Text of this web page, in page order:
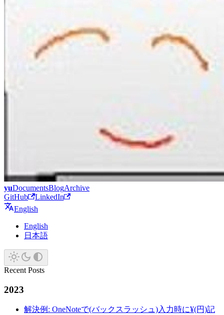
yuDocumentsBlogArchive
GitHub
LinkedIn
English
English
日本語
Recent Posts
2023
解決例: OneNoteで(バックスラッシュ)入力時に¥(円)記